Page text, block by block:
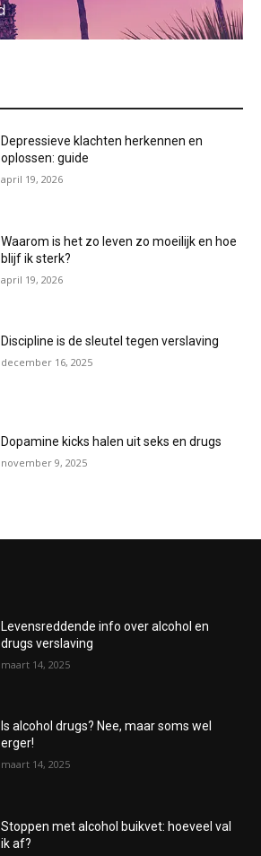
Depressieve klachten herkennen en
oplossen: guide
april 19, 2026
Waarom is het zo leven zo moeilijk en hoe
blijf ik sterk?
april 19, 2026
Discipline is de sleutel tegen verslaving
december 16, 2025
Dopamine kicks halen uit seks en drugs
november 9, 2025
Levensreddende info over alcohol en
drugs verslaving
maart 14, 2025
Is alcohol drugs? Nee, maar soms wel
erger!
maart 14, 2025
Stoppen met alcohol buikvet: hoeveel val
ik af?